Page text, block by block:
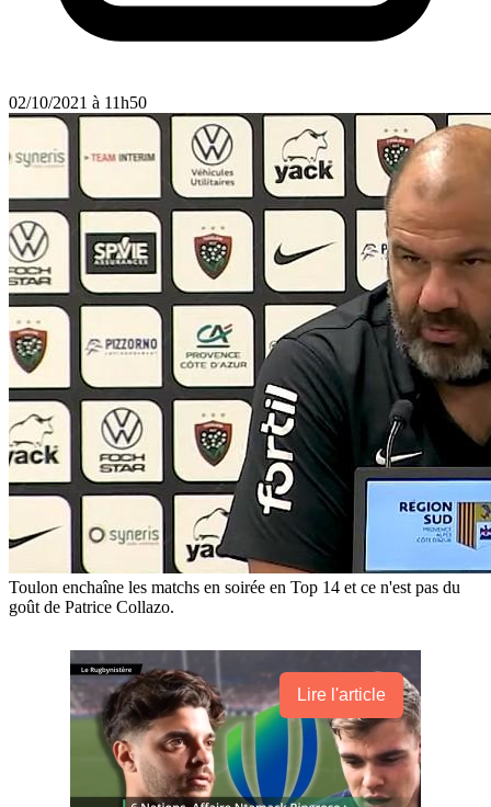
02/10/2021 à 11h50
Toulon enchaîne les matchs en soirée en Top 14 et ce n'est pas du
goût de Patrice Collazo.
Lire l'article